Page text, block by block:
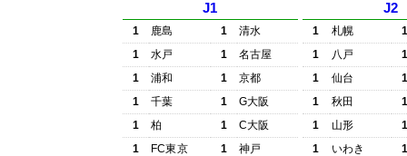
J1
1 鹿島 1
清水
1
水戸 1
名古屋
1
浦和 1
京都
1
千葉 1
G大阪
1
柏 1
C大阪
1
FC東京 1
神戸
J2
1 札幌
1
八戸
1
仙台
1
秋田
1
山形
1
いわき